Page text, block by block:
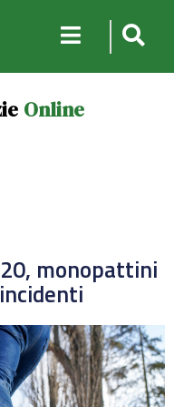
Online
monopattini